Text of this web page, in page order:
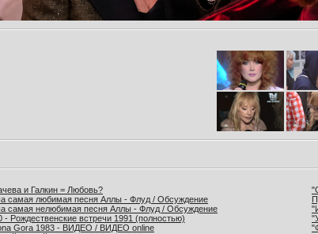
и Галкин = Любовь?
самая любимая песня Аллы - Флуд / Обсуждение
самая нелюбимая песня Аллы - Флуд / Обсуждение
- Рождественские встречи 1991 (полностью)
Gora 1983 - ВИДЕО / ВИДЕО online